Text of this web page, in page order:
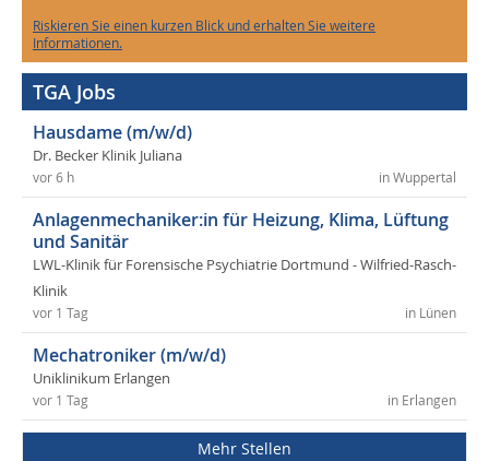
Riskieren Sie einen kurzen Blick und erhalten Sie weitere
Informationen.
TGA Jobs
Hausdame (m/w/d)
Dr. Becker Klinik Juliana
in Wuppertal
vor 6 h
Anlagenmechaniker:in für Heizung, Klima, Lüftung
und Sanitär
LWL-Klinik für Forensische Psychiatrie Dortmund - Wilfried-Rasch-
Klinik
in Lünen
vor 1 Tag
Mechatroniker (m/w/d)
Uniklinikum Erlangen
in Erlangen
vor 1 Tag
Mehr Stellen